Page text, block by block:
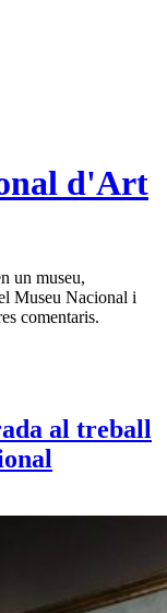
d'Art
un museu,
Museu Nacional i
comentaris.
al treball